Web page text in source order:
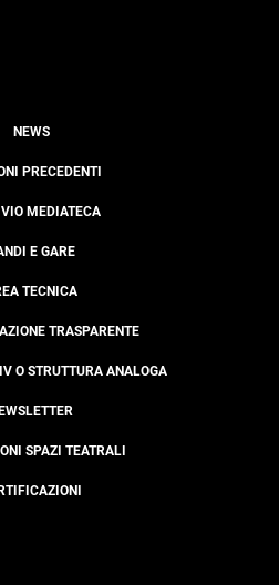
NEWS
PRECEDENTI
MEDIATECA
E GARE
TECNICA
TRASPARENTE
O STRUTTURA ANALOGA
SPAZI TEATRALI